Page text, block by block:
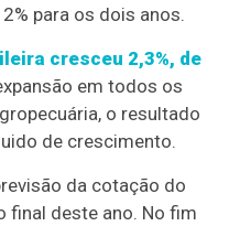
para os dois anos.
cresceu 2,3%, de
em todos os
o resultado
de crescimento.
da cotação do
final deste ano. No fim